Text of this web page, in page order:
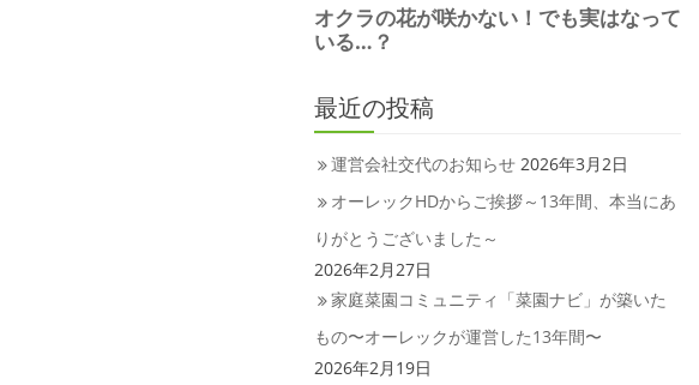
最近の投稿
運営会社交代のお知らせ 2026年3月2日
オーレックHDからご挨拶～13年間、本当にあ
りがとうございました～
2026年2月27日
家庭菜園コミュニティ「菜園ナビ」が築いた
もの〜オーレックが運営した13年間〜
2026年2月19日